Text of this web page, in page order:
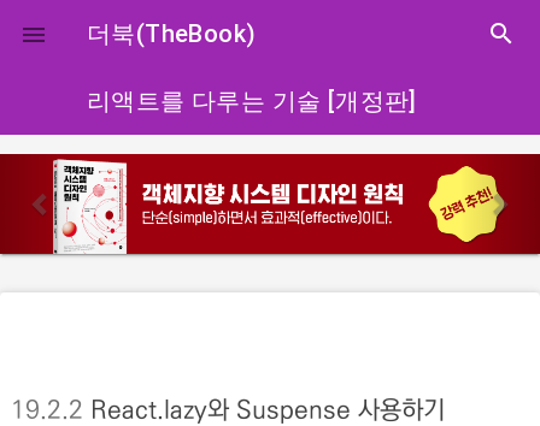
close
 더북(TheBook) search
리액트를 다루는 기술 [개정판]
p
r
s
e
19.2.2 React.lazy와 Suspense 사용하기